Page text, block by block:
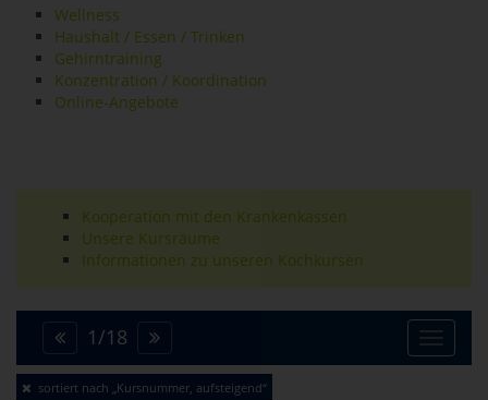
Wellness
Haushalt / Essen / Trinken
Gehirntraining
Konzentration / Koordination
Online-Angebote
Kooperation mit den Krankenkassen
Unsere Kursräume
Informationen zu unseren Kochkursen
Toggle
1/18
sortiert nach „Kursnummer, aufsteigend“